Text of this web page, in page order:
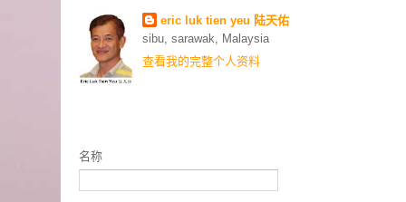
eric luk tien yeu 陆天佑
sibu, sarawak, Malaysia
查看我的完整个人资料
名称